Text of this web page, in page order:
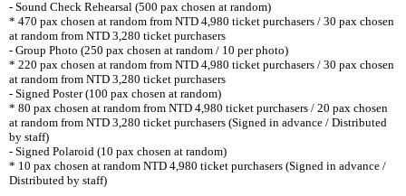
- Sound Check Rehearsal (500 pax chosen at random)
* 470 pax chosen at random from NTD 4,980 ticket purchasers / 30 pax chosen
at random from NTD 3,280 ticket purchasers
- Group Photo (250 pax chosen at random / 10 per photo)
* 220 pax chosen at random from NTD 4,980 ticket purchasers / 30 pax chosen
at random from NTD 3,280 ticket purchasers
- Signed Poster (100 pax chosen at random)
* 80 pax chosen at random from NTD 4,980 ticket purchasers / 20 pax chosen
at random from NTD 3,280 ticket purchasers (Signed in advance / Distributed
by staff)
- Signed Polaroid (10 pax chosen at random)
* 10 pax chosen at random NTD 4,980 ticket purchasers (Signed in advance /
Distributed by staff)